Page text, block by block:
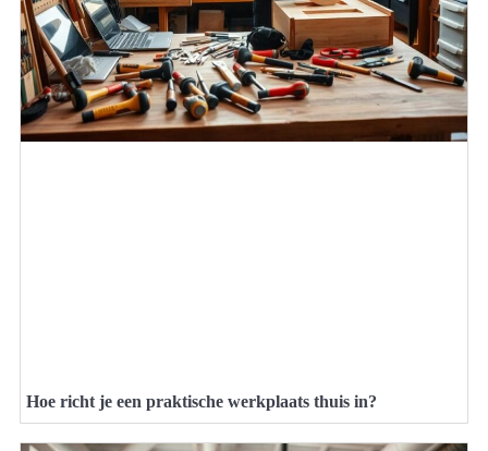
Hoe richt je een praktische werkplaats thuis in?